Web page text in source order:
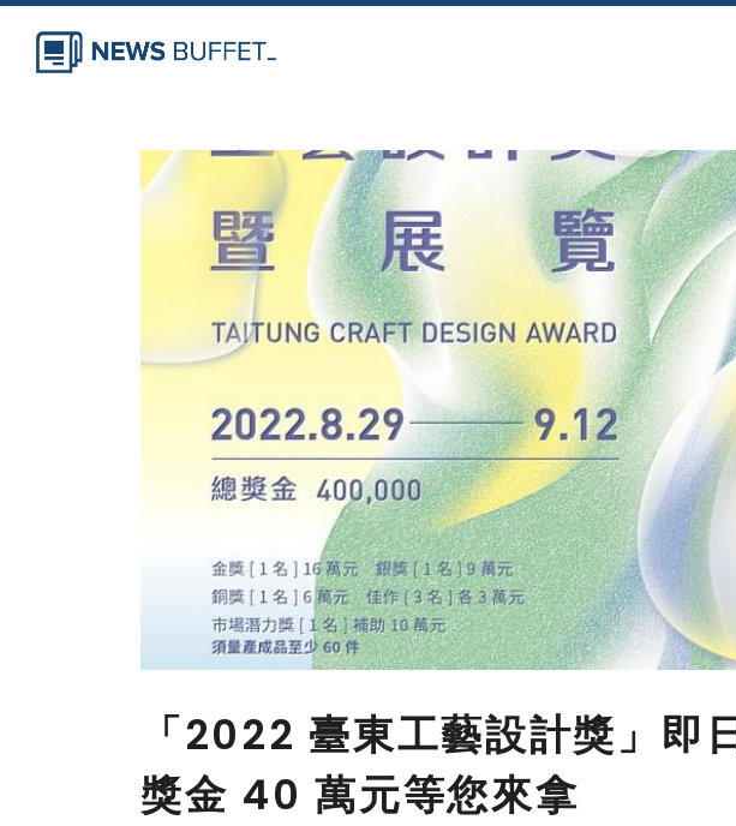
「2022 臺東工藝設計獎」即
獎金 40 萬元等您來拿